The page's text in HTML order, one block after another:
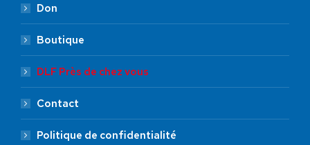
Don
Boutique
DLF Près de chez vous
Contact
Politique de confidentialité